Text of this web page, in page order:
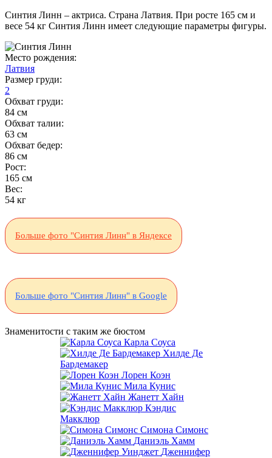
Синтия Линн – актриса. Страна Латвия. При росте 165 см и
весе 54 кг Синтия Линн имеет следующие параметры фигуры.
Место рождения:
Латвия
Размер груди:
2
Обхват груди:
84 см
Обхват талии:
63 см
Обхват бедер:
86 см
Рост:
165 см
Вес:
54 кг
Больше фото "Синтия Линн" в Яндексе
Больше фото "Синтия Линн" в Google
Знаменитости с таким же бюстом
Карла Соуса
Хилде Де
Бардемакер
Лорен Коэн
Мила Кунис
Жанетт Хайн
Кэндис
Макклюр
Симона Симонс
Даниэль Хамм
Дженнифер